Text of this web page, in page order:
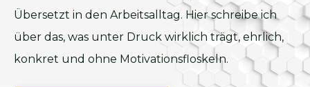
Übersetzt in den Arbeitsalltag. Hier schreibe ich
über das, was unter Druck wirklich trägt, ehrlich,
konkret und ohne Motivationsfloskeln.